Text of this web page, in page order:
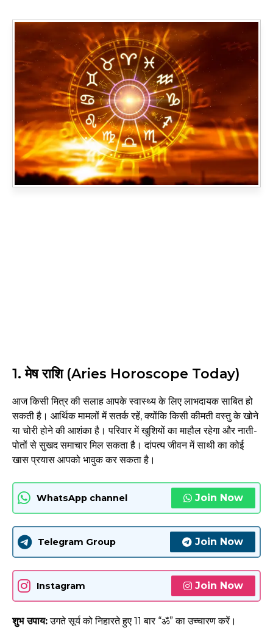
1. मेष राशि (Aries Horoscope Today)
आज किसी मित्र की सलाह आपके स्वास्थ्य के लिए लाभदायक साबित हो
सकती है। आर्थिक मामलों में सतर्क रहें, क्योंकि किसी कीमती वस्तु के खोने
या चोरी होने की आशंका है। परिवार में खुशियों का माहौल रहेगा और नाती-
पोतों से सुखद समाचार मिल सकता है। दांपत्य जीवन में साथी का कोई
खास प्रयास आपको भावुक कर सकता है।
WhatsApp channel Join Now
Telegram Group Join Now
Instagram Join Now
शुभ उपाय:उगते सूर्य को निहारते हुए 11 बार “ॐ” का उच्चारण करें।